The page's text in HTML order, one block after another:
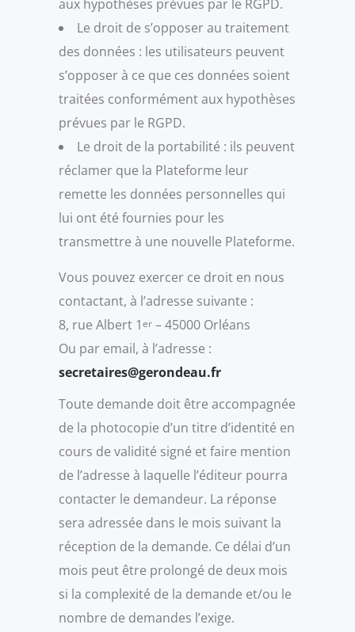
aux hypothèses prévues par le RGPD.
Le droit de s’opposer au traitement
des données : les utilisateurs peuvent
s’opposer à ce que ces données soient
traitées conformément aux hypothèses
prévues par le RGPD.
Le droit de la portabilité : ils peuvent
réclamer que la Plateforme leur
remette les données personnelles qui
lui ont été fournies pour les
transmettre à une nouvelle Plateforme.
Vous pouvez exercer ce droit en nous
contactant, à l’adresse suivante :
8, rue Albert 1er – 45000 Orléans
Ou par email, à l’adresse :
secretaires@gerondeau.fr
Toute demande doit être accompagnée
de la photocopie d’un titre d’identité en
cours de validité signé et faire mention
de l’adresse à laquelle l’éditeur pourra
contacter le demandeur. La réponse
sera adressée dans le mois suivant la
réception de la demande. Ce délai d’un
mois peut être prolongé de deux mois
si la complexité de la demande et/ou le
nombre de demandes l’exige.